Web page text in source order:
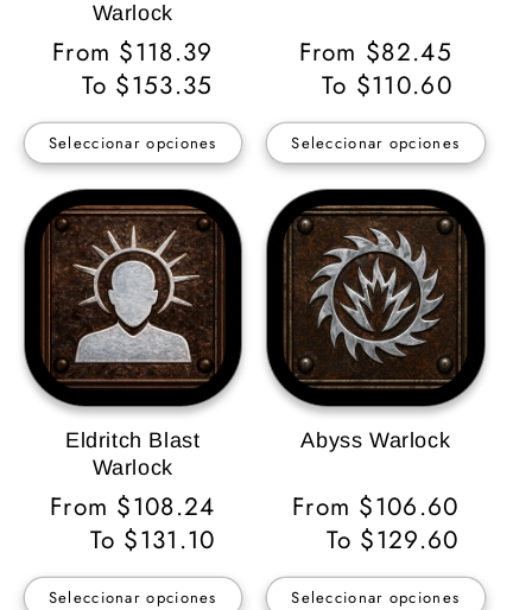
Warlock
Precio
habitual
From $118.39
To $153.35
Seleccionar opciones
Precio
habitual
From $82.45
To $110.60
Seleccionar opciones
Eldritch Blast
Warlock
Precio
habitual
From $108.24
To $131.10
Seleccionar opciones
Abyss Warlock
Precio
habitual
From $106.60
To $129.60
Seleccionar opciones